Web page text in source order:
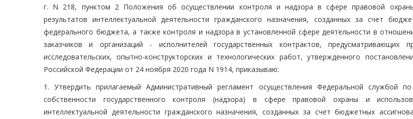
г. N 218, пунктом 2 Положения об осуществлении контроля и надзора в сфере правовой
результатов интеллектуальной деятельности гражданского назначения, созданных за счет
федерального бюджета, а также контроля и надзора в установленной сфере деятельности в
заказчиков и организаций - исполнителей государственных контрактов, предусматривающих
исследовательских, опытно-конструкторских и технологических работ, утвержденного
Российской Федерации от 24 ноября 2020 года N 1914, приказываю:
1. Утвердить прилагаемый Административный регламент осуществления Федеральной службой по
собственности государственного контроля (надзора) в сфере правовой охраны и
интеллектуальной деятельности гражданского назначения, созданных за счет бюджетных